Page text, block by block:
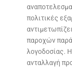
πολιτικές
παροχών
λογοδοσίας.
ανταλλαγή